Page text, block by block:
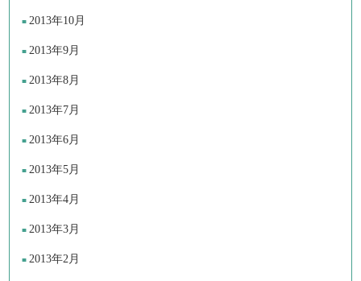
2013年10月
2013年9月
2013年8月
2013年7月
2013年6月
2013年5月
2013年4月
2013年3月
2013年2月